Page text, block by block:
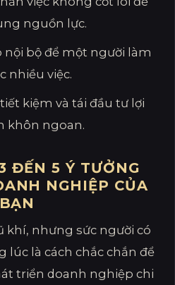
nguồn lực.
nội bộ để một người làm
nhiều việc.
tiết kiệm và tái đầu tư lợi
khôn ngoan.
ĐẾN 5 Ý TƯỞNG
NGHIỆP CỦA
BẠN
khí, nhưng sức người có
lúc là cách chắc chắn để
triển doanh nghiệp chi